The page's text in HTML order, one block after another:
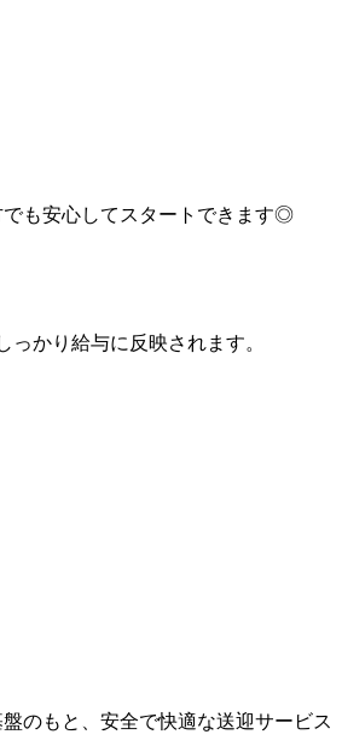
でも安心してスタートできます◎
かり給与に反映されます。
のもと、安全で快適な送迎サービス